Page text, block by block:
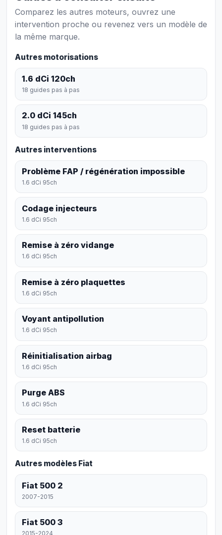
Comparez les autres moteurs, ouvrez une
intervention proche ou revenez vers un modèle de
la même marque.
Autres motorisations
1.6 dCi 120ch
18 guides pas à pas
2.0 dCi 145ch
18 guides pas à pas
Autres interventions
Problème FAP / régénération impossible
1.6 dCi 95ch
Codage injecteurs
1.6 dCi 95ch
Remise à zéro vidange
1.6 dCi 95ch
Remise à zéro plaquettes
1.6 dCi 95ch
Voyant antipollution
1.6 dCi 95ch
Réinitialisation airbag
1.6 dCi 95ch
Purge ABS
1.6 dCi 95ch
Reset batterie
1.6 dCi 95ch
Autres modèles Fiat
Fiat 500 2
2007-2015
Fiat 500 3
2015-2024